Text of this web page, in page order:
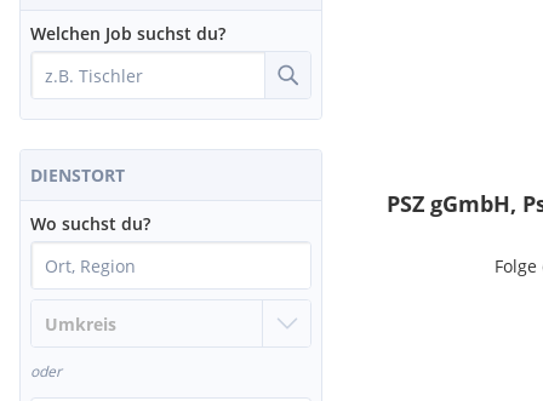
Welchen Job suchst du?
DIENSTORT
Wo suchst du?
oder
PSZ gGmbH,